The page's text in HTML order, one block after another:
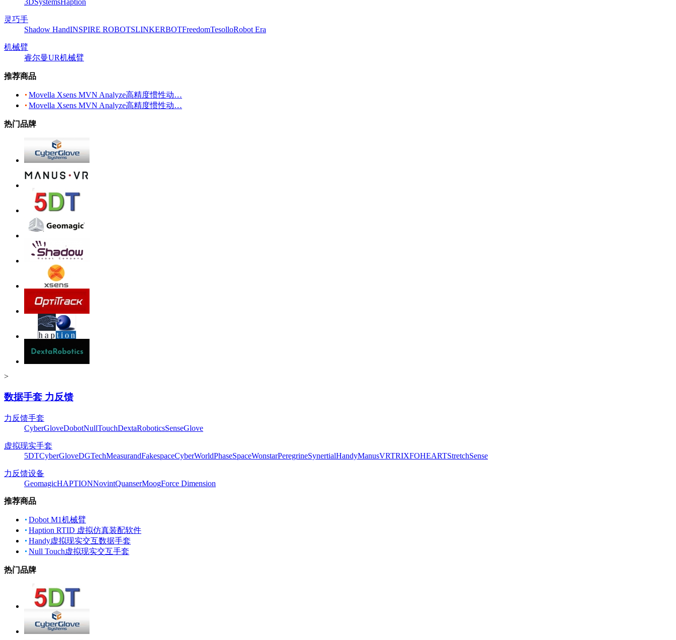
3DSystemsHaption
灵巧手
Shadow HandINSPIRE ROBOTSLINKERBOTFreedomTesolloRobot Era
机械臂
睿尔曼UR机械臂
推荐商品
Movella Xsens MVN Analyze高精度惯性动…
Movella Xsens MVN Analyze高精度惯性动…
热门品牌
>
数据手套 力反馈
力反馈手套
CyberGloveDobotNullTouchDextaRoboticsSenseGlove
虚拟现实手套
5DTCyberGloveDGTechMeasurandFakespaceCyberWorldPhaseSpaceWonstarPeregrineSynertialHandyManusVRTRIXFOHEARTStretchSense
力反馈设备
GeomagicHAPTIONNovintQuanserMoogForce Dimension
推荐商品
Dobot M1机械臂
Haption RTID 虚拟仿真装配软件
Handy虚拟现实交互数据手套
Null Touch虚拟现实交互手套
热门品牌